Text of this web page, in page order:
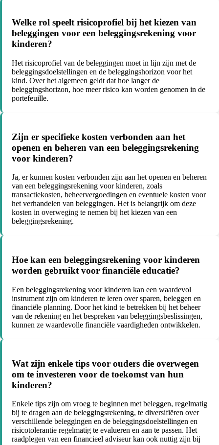
Welke rol speelt risicoprofiel bij het kiezen van
beleggingen voor een beleggingsrekening voor
kinderen?
Het risicoprofiel van de beleggingen moet in lijn zijn met de
beleggingsdoelstellingen en de beleggingshorizon voor het
kind. Over het algemeen geldt dat hoe langer de
beleggingshorizon, hoe meer risico kan worden genomen in de
portefeuille.
Zijn er specifieke kosten verbonden aan het
openen en beheren van een beleggingsrekening
voor kinderen?
Ja, er kunnen kosten verbonden zijn aan het openen en beheren
van een beleggingsrekening voor kinderen, zoals
transactiekosten, beheervergoedingen en eventuele kosten voor
het verhandelen van beleggingen. Het is belangrijk om deze
kosten in overweging te nemen bij het kiezen van een
beleggingsrekening.
Hoe kan een beleggingsrekening voor kinderen
worden gebruikt voor financiële educatie?
Een beleggingsrekening voor kinderen kan een waardevol
instrument zijn om kinderen te leren over sparen, beleggen en
financiële planning. Door het kind te betrekken bij het beheer
van de rekening en het bespreken van beleggingsbeslissingen,
kunnen ze waardevolle financiële vaardigheden ontwikkelen.
Wat zijn enkele tips voor ouders die overwegen
om te investeren voor de toekomst van hun
kinderen?
Enkele tips zijn om vroeg te beginnen met beleggen, regelmatig
bij te dragen aan de beleggingsrekening, te diversifiëren over
verschillende beleggingen en de beleggingsdoelstellingen en
risicotolerantie regelmatig te evalueren en aan te passen. Het
raadplegen van een financieel adviseur kan ook nuttig zijn bij